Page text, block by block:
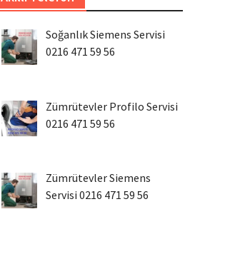
Soğanlık Siemens Servisi
0216 471 59 56
Zümrütevler Profilo Servisi
0216 471 59 56
Zümrütevler Siemens
Servisi 0216 471 59 56